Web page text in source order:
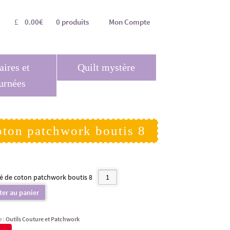
Mon Compte
0.00€ 0 produits
et
Quilt mystère
patchwork boutis 8
de coton patchwork boutis 8
au panier
: Outils Couture et Patchwork